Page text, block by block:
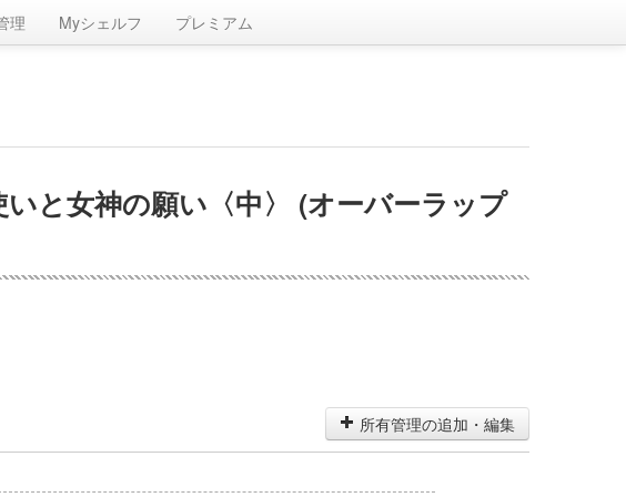
理 Myシェルフ プレミアム
と女神の願い〈中〉 (オーバーラップ
所有管理の追加・編集